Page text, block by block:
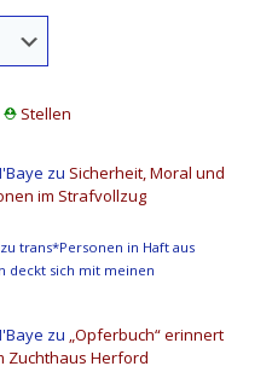
⛑ Stellen
zu Sicherheit, Moral und
im Strafvollzug
trans*Personen in Haft aus
deckt sich mit meinen
zu „Opferbuch“ erinnert
Zuchthaus Herford